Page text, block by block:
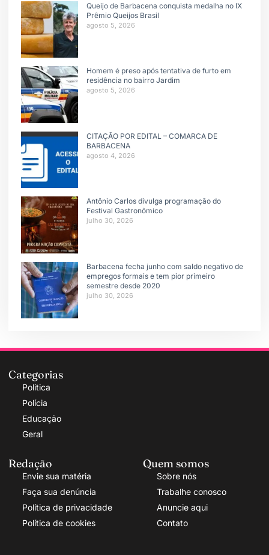
Queijo de Barbacena conquista medalha no IX
Prêmio Queijos Brasil
agosto 5, 2026
Homem é preso após tentativa de furto em
residência no bairro Jardim
agosto 5, 2026
CITAÇÃO POR EDITAL – COMARCA DE
BARBACENA
agosto 4, 2026
Antônio Carlos divulga programação do
Festival Gastronômico
julho 30, 2026
Barbacena fecha junho com saldo negativo de
empregos formais e tem pior primeiro
semestre desde 2020
julho 30, 2026
Categorias
Politica
Polícia
Educação
Geral
Redação
Envie sua matéria
Faça sua denúncia
Política de privacidade
Política de cookies
Quem somos
Sobre nós
Trabalhe conosco
Anuncie aqui
Contato